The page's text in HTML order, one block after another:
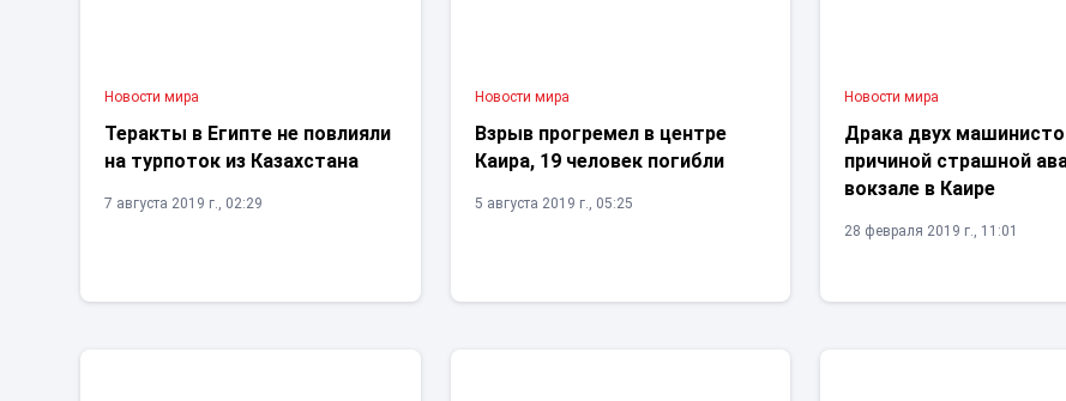
Новости мира
Теракты в Египте не повлияли
на турпоток из Казахстана
7 августа 2019 г., 02:29
Новости мира
Взрыв прогремел в центре
Каира, 19 человек погибли
5 августа 2019 г., 05:25
Новости мира
Драка двух
причиной страшной
вокзале в Каире
28 февраля 2019 г., 11:01